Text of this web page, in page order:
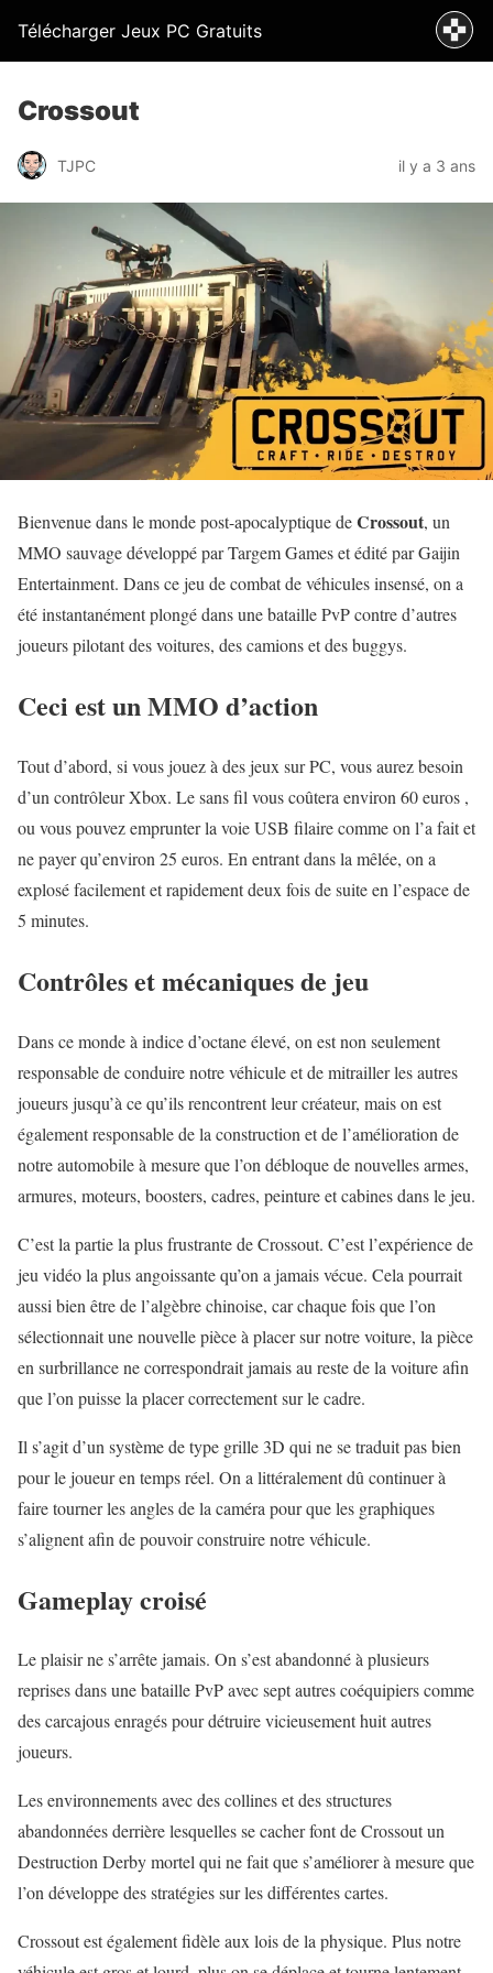
Télécharger Jeux PC Gratuits
Crossout
TJPC il y a 3 ans
Bienvenue dans le monde post-apocalyptique deCrossout, un
MMO sauvage développé par Targem Games et édité par Gaijin
Entertainment. Dans ce jeu de combat de véhicules insensé, on a
été instantanément plongé dans une bataille PvP contre d’autres
joueurs pilotant des voitures, des camions et des buggys.
Ceci est un MMO d’action
Tout d’abord, si vous jouez à des jeux sur PC, vous aurez besoin
d’un contrôleur Xbox. Le sans fil vous coûtera environ 60 euros ,
ou vous pouvez emprunter la voie USB filaire comme on l’a fait et
ne payer qu’environ 25 euros. En entrant dans la mêlée, on a
explosé facilement et rapidement deux fois de suite en l’espace de
5 minutes.
Contrôles et mécaniques de jeu
Dans ce monde à indice d’octane élevé, on est non seulement
responsable de conduire notre véhicule et de mitrailler les autres
joueurs jusqu’à ce qu’ils rencontrent leur créateur, mais on est
également responsable de la construction et de l’amélioration de
notre automobile à mesure que l’on débloque de nouvelles armes,
armures, moteurs, boosters, cadres, peinture et cabines dans le jeu.
C’est la partie la plus frustrante de Crossout. C’est l’expérience de
jeu vidéo la plus angoissante qu’on a jamais vécue. Cela pourrait
aussi bien être de l’algèbre chinoise, car chaque fois que l’on
sélectionnait une nouvelle pièce à placer sur notre voiture, la pièce
en surbrillance ne correspondrait jamais au reste de la voiture afin
que l’on puisse la placer correctement sur le cadre.
Il s’agit d’un système de type grille 3D qui ne se traduit pas bien
pour le joueur en temps réel. On a littéralement dû continuer à
faire tourner les angles de la caméra pour que les graphiques
s’alignent afin de pouvoir construire notre véhicule.
Gameplay croisé
Le plaisir ne s’arrête jamais. On s’est abandonné à plusieurs
reprises dans une bataille PvP avec sept autres coéquipiers comme
des carcajous enragés pour détruire vicieusement huit autres
joueurs.
Les environnements avec des collines et des structures
abandonnées derrière lesquelles se cacher font de Crossout un
Destruction Derby mortel qui ne fait que s’améliorer à mesure que
l’on développe des stratégies sur les différentes cartes.
Crossout est également fidèle aux lois de la physique. Plus notre